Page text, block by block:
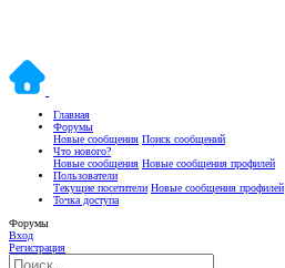
Главная
Форумы
Новые сообщения Поиск сообщений
Что нового?
Новые сообщения Новые сообщения профилей
Пользователи
Текущие посетители Новые сообщения профилей
Точка доступа
Форумы
Вход
Регистрация